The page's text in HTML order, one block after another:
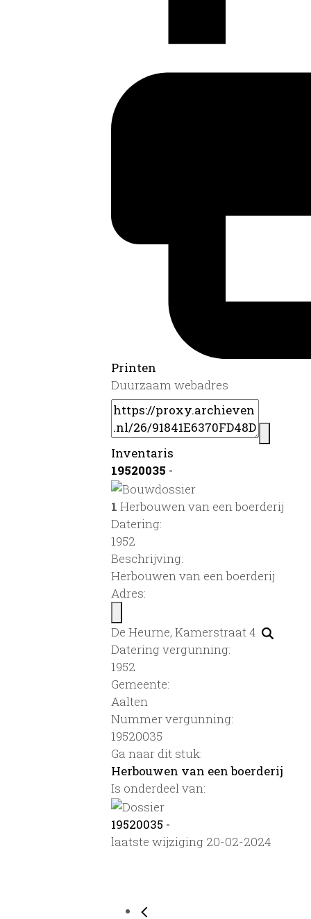
Printen
Duurzaam webadres
Inventaris
19520035 -
1 Herbouwen van een boerderij
Datering:
1952
Beschrijving:
Herbouwen van een boerderij
Adres:
De Heurne, Kamerstraat 4
Datering vergunning:
1952
Gemeente:
Aalten
Nummer vergunning:
19520035
Ga naar dit stuk:
Herbouwen van een boerderij
Is onderdeel van:
19520035 -
laatste wijziging 20-02-2024